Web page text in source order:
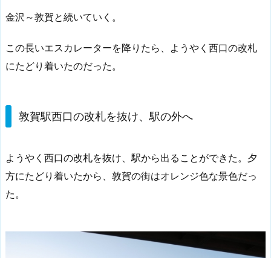
金沢～敦賀と続いていく。
この長いエスカレーターを降りたら、ようやく西口の改札
にたどり着いたのだった。
敦賀駅西口の改札を抜け、駅の外へ
ようやく西口の改札を抜け、駅から出ることができた。夕
方にたどり着いたから、敦賀の街はオレンジ色な景色だっ
た。